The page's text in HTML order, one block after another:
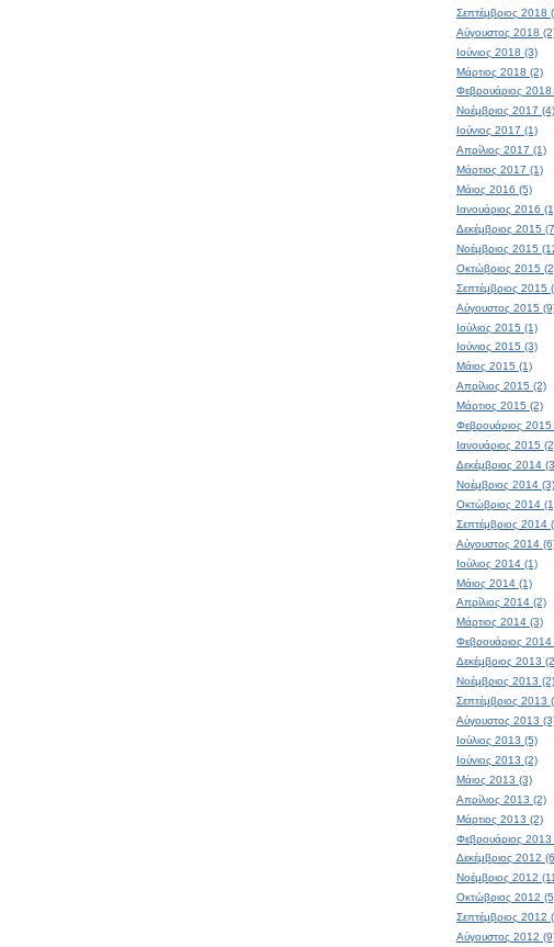
Σεπτέμβριος 2018
Αύγουστος 2018
Ιούνιος 2018 (3)
Μάρτιος 2018 (2)
Φεβρουάριος 2018
Νοέμβριος 2017 (4)
Ιούνιος 2017 (1)
Απρίλιος 2017 (1)
Μάρτιος 2017 (1)
Μάιος 2016 (5)
Ιανουάριος 2016
Δεκέμβριος 2015
Νοέμβριος 2015
Οκτώβριος 2015
Σεπτέμβριος 2015
Αύγουστος 2015
Ιούλιος 2015 (1)
Ιούνιος 2015 (3)
Μάιος 2015 (1)
Απρίλιος 2015 (2)
Μάρτιος 2015 (2)
Φεβρουάριος 2015
Ιανουάριος 2015
Δεκέμβριος 2014
Νοέμβριος 2014 (3)
Οκτώβριος 2014
Σεπτέμβριος 2014
Αύγουστος 2014
Ιούλιος 2014 (1)
Μάιος 2014 (1)
Απρίλιος 2014 (2)
Μάρτιος 2014 (3)
Φεβρουάριος 2014
Δεκέμβριος 2013
Νοέμβριος 2013 (2)
Σεπτέμβριος 2013
Αύγουστος 2013
Ιούλιος 2013 (5)
Ιούνιος 2013 (2)
Μάιος 2013 (3)
Απρίλιος 2013 (2)
Μάρτιος 2013 (2)
Φεβρουάριος 2013
Δεκέμβριος 2012
Νοέμβριος 2012
Οκτώβριος 2012
Σεπτέμβριος 2012
Αύγουστος 2012